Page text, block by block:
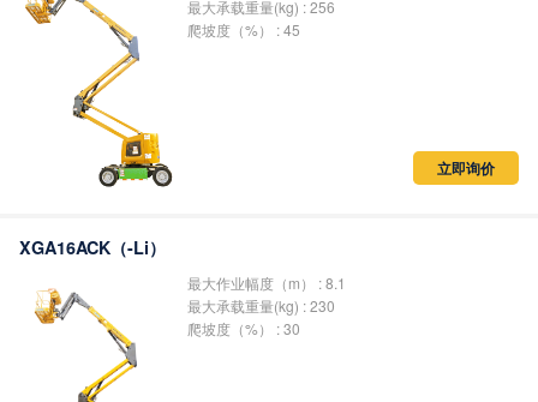
最大承载重量(kg) : 256
爬坡度（%） : 45
立即询价
XGA16ACK（-Li）
最大作业幅度（m） : 8.1
最大承载重量(kg) : 230
爬坡度（%） : 30